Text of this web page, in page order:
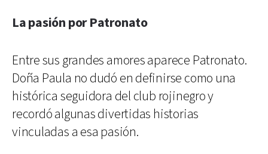
La pasión por Patronato
Entre sus grandes amores aparece Patronato.
Doña Paula no dudó en definirse como una
histórica seguidora del club rojinegro y
recordó algunas divertidas historias
vinculadas a esa pasión.